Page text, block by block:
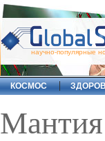
научно-популярные
КОСМОС
Мантия